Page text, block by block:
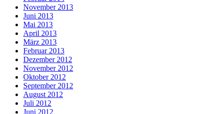
November 2013
Juni 2013
Mai 2013
April 2013
März 2013
Februar 2013
Dezember 2012
November 2012
Oktober 2012
September 2012
August 2012
Juli 2012
Juni 2012